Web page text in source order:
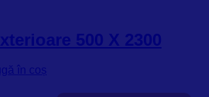
500 X 2300
în coș